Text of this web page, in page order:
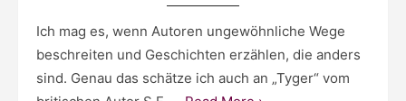
Ich mag es, wenn Autoren ungewöhnliche Wege
beschreiten und Geschichten erzählen, die anders
sind. Genau das schätze ich auch an „Tyger“ vom